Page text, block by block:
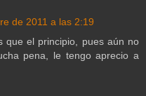
de 2011 a las 2:19
que el principio, pues aún no
pena, le tengo aprecio a